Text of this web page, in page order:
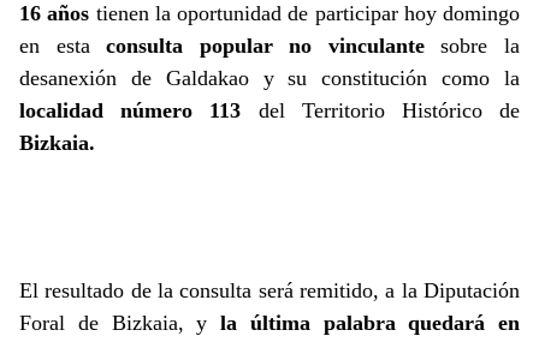
16 años tienen la oportunidad de participar hoy domingo
en estaconsulta popular no vinculantesobre la
desanexión de Galdakao y su constitución como la
localidad número 113 del Territorio Histórico de
Bizkaia.
El resultado de la consulta será remitido, a la Diputación
Foral de Bizkaia, y la última palabra quedará en